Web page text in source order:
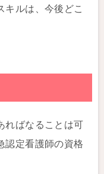
キルは、今後どこ
ればなることは可
認定看護師の資格